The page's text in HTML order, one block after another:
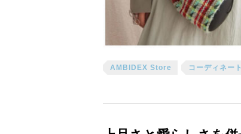
AMBIDEX Store コーディネート